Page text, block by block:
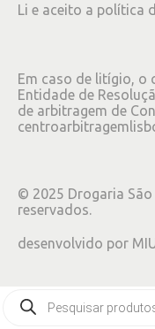
Li e aceito a política
Em caso de litígio, o
Entidade de
de arbitragem de
© 2025 Drogaria
reservados.
desenvolvido por